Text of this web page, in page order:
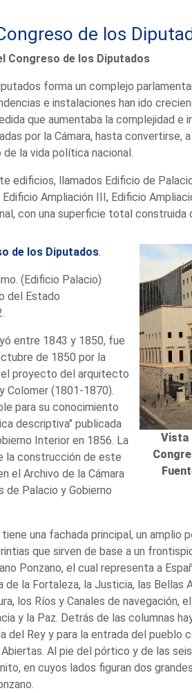
de los
Congreso de los Diputados
forma un complejo
e instalaciones han ido
que aumentaba la complejidad e
por la Cámara, hasta convertirse,
la vida política nacional.
edificios, llamados Edificio de
Ampliación III, Edificio
con una superficie total construida
Vista
de los Diputados
(Edificio Palacio)
del Estado
entre 1843 y 1850, fue
de 1850 por la
el proyecto del arquitecto
Colomer (1801-1870).
para su conocimiento
descriptiva" publicada
Interior en 1856. La
la construcción de este
el Archivo de la Cámara
de Palacio y Gobierno
una fachada principal, un amplio
que sirven de base a un
Ponzano, el cual representa a
de la Fortaleza, la Justicia, las Bellas
los Ríos y Canales de navegación,
y la Paz. Detrás de las columnas
del Rey y para la entrada del pueblo
Al pie del pórtico y de las
en cuyos lados figuran dos